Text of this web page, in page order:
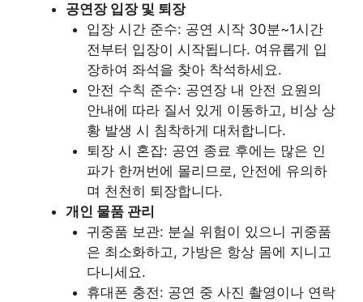
공연장 입장 및 퇴장
입장 시간 준수: 공연 시작 30분~1시간
전부터 입장이 시작됩니다. 여유롭게 입
장하여 좌석을 찾아 착석하세요.
안전 수칙 준수: 공연장 내 안전 요원의
안내에 따라 질서 있게 이동하고, 비상 상
황 발생 시 침착하게 대처합니다.
퇴장 시 혼잡: 공연 종료 후에는 많은 인
파가 한꺼번에 몰리므로, 안전에 유의하
며 천천히 퇴장합니다.
개인 물품 관리
귀중품 보관: 분실 위험이 있으니 귀중품
은 최소화하고, 가방은 항상 몸에 지니고
다니세요.
휴대폰 충전: 공연 중 사진 촬영이나 연락